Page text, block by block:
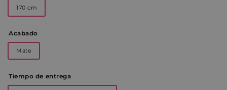
170 cm
Acabado
Mate
Tiempo de entrega